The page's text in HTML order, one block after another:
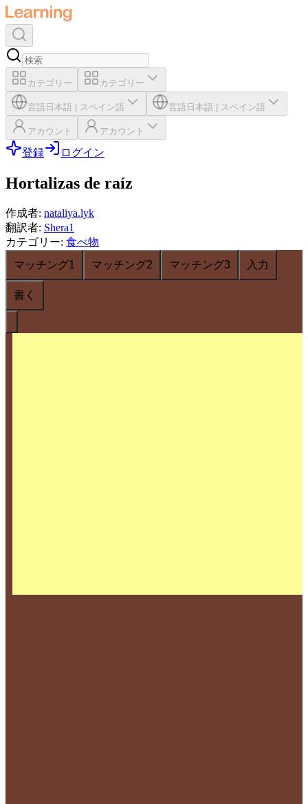
カテゴリー カテゴリー
言語 日本語 スペイン語 言語 日本語 スペイン語
アカウント アカウント
登録 ログイン
Hortalizas de raíz
作成者: nataliya.lyk
翻訳者: Shera1
カテゴリー: 食べ物
マッチング1
マッチング2 マッチング3 入力
書く